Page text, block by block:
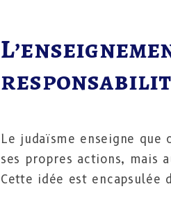
Le judaïsme enseigne que
ses propres actions, mais
Cette idée est encapsulée